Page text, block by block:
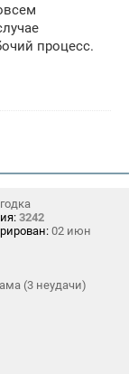
процесс.
3242
02 июн
(3 неудачи)